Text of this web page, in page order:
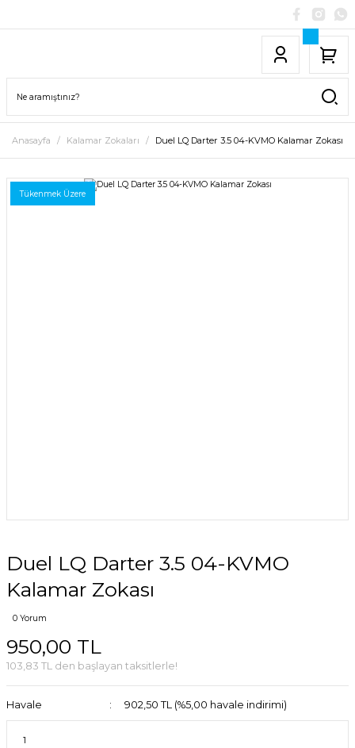
Anasayfa Kalamar Zokaları Duel LQ Darter 3.5 04-KVMO Kalamar Zokası
Tükenmek Üzere
Duel LQ Darter 3.5 04-KVMO
Kalamar Zokası
0 Yorum
950,00 TL
103,83 TL den başlayan taksitlerle!
Havale 902,50 TL (%5,00 havale indirimi)